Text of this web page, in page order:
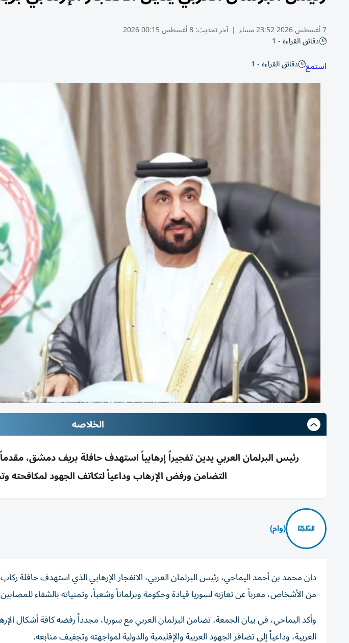
7 أغسطس 2026 23:52 مساء | آخر تحديث:8 أغسطس 00:15 2026
دقائق القراءة - 1
استمع دقائق القراءة - 1
الخلاصه
رئيس البرلمان العربي يدين تفجيراً إرهابياً استهدف حافلة بريف دمشق، مقدماً
التضامن ورفض الإرهاب وداعياً لتكاتف الجهود لمكافحته
(وام)
دان محمد بن أحمد اليماحي، رئيس البرلمان العربي، الانفجار الإرهابي الذي استهدف
من الأشخاص، معرباً عن تعازيه لسوريا قيادة وحكومة وبرلماناً وشعباً، وتمنياته بالشفاء
وأكد اليماحي، في بيان الجمعة، تضامن البرلمان العربي مع سوريا، مجدداً رفضه كافة أشكال
العربية، وداعياً إلى تضافر الجهود العربية والإقليمية والدولية لمواجهته وتجفيف منابعه.